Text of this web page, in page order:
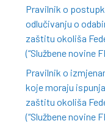
Pravilnik o
odlučivanju o
zaštitu okoliša
(“Službene novine
Pravilnik o
koje moraju
zaštitu okoliša
(“Službene novine